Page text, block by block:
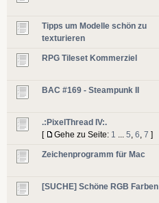
Tipps um Modelle schön zu
texturieren
RPG Tileset Kommerziel
BAC #169 - Steampunk II
.:PixelThread IV:.
[
Gehe zu Seite: 1 5 6 7 ]
Zeichenprogramm für Mac
[SUCHE] Schöne RGB Farben